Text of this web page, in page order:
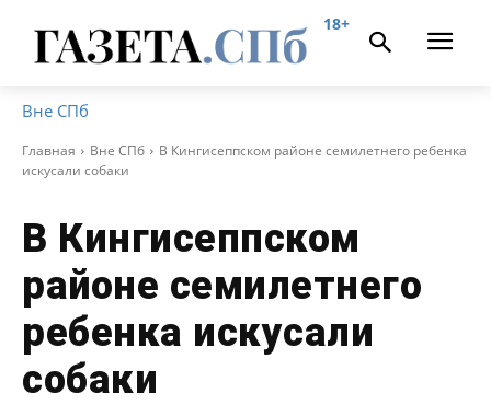
18+
Вне СПб
Главная Вне СПб
В Кингисеппском районе семилетнего ребенка
искусали собаки
В Кингисеппском
районе семилетнего
ребенка искусали
собаки